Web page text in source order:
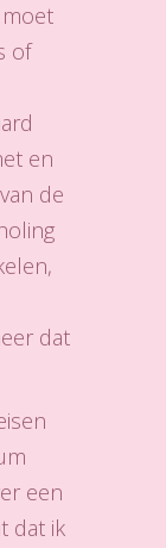
of
en
de
dat
een
dat ik